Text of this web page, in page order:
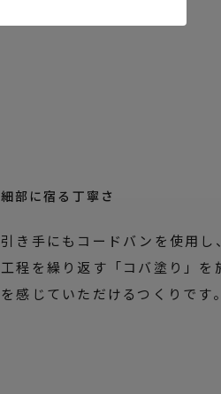
細部に宿る丁寧さ
引き手にもコードバンを使用
工程を繰り返す「コバ塗り」
を感じていただけるつくりです。